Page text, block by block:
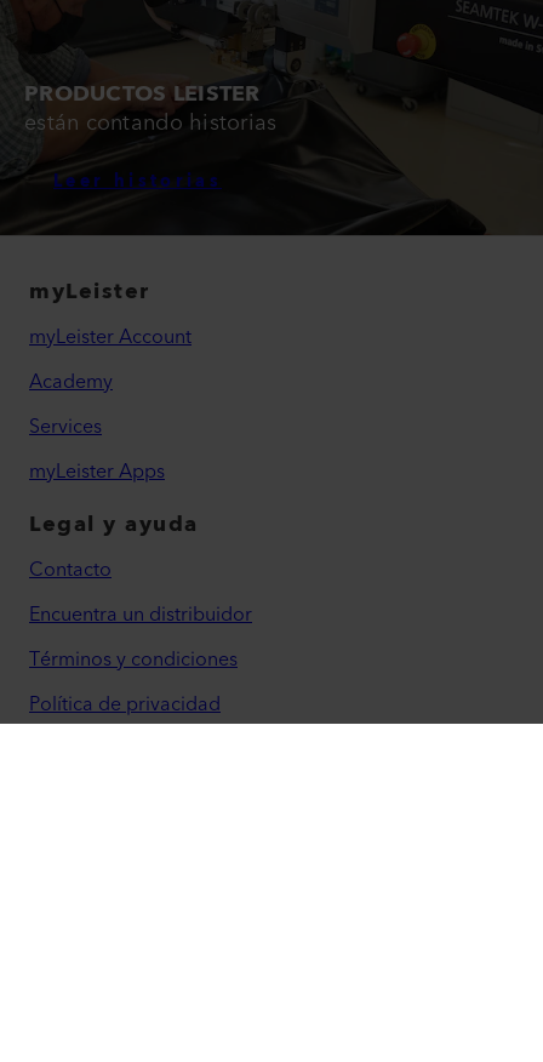
PRODUCTOS LEISTER
están contando historias
Leer historias
myLeister
myLeister Account
Academy
Services
myLeister Apps
Legal y ayuda
Contacto
Encuentra un distribuidor
Términos y condiciones
Política de privacidad